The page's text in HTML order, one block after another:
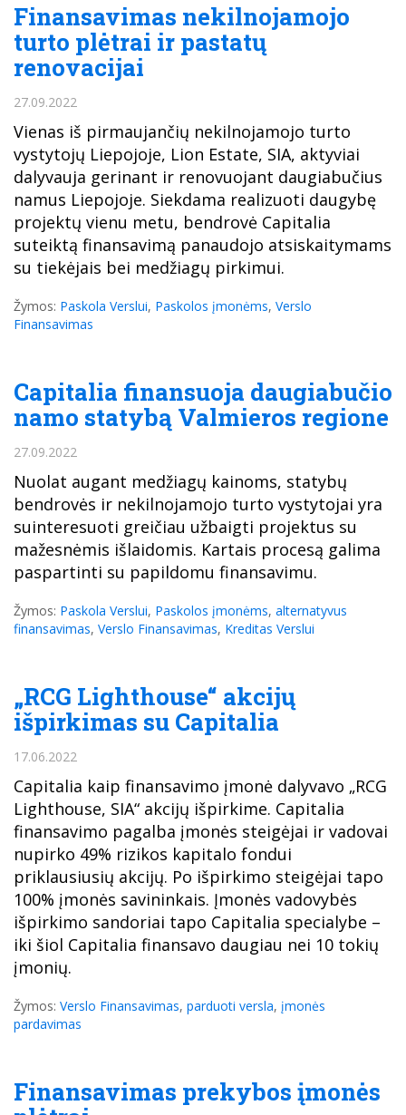
Finansavimas nekilnojamojo
turto plėtrai ir pastatų
renovacijai
27.09.2022
Vienas iš pirmaujančių nekilnojamojo turto
vystytojų Liepojoje, Lion Estate, SIA, aktyviai
dalyvauja gerinant ir renovuojant daugiabučius
namus Liepojoje. Siekdama realizuoti daugybę
projektų vienu metu, bendrovė Capitalia
suteiktą finansavimą panaudojo atsiskaitymams
su tiekėjais bei medžiagų pirkimui.
Žymos: Paskola Verslui, Paskolos įmonėms, Verslo
Finansavimas
Capitalia finansuoja daugiabučio
namo statybą Valmieros regione
27.09.2022
Nuolat augant medžiagų kainoms, statybų
bendrovės ir nekilnojamojo turto vystytojai yra
suinteresuoti greičiau užbaigti projektus su
mažesnėmis išlaidomis. Kartais procesą galima
paspartinti su papildomu finansavimu.
Žymos: Paskola Verslui, Paskolos įmonėms, alternatyvus
finansavimas, Verslo Finansavimas, Kreditas Verslui
„RCG Lighthouse“ akcijų
išpirkimas su Capitalia
17.06.2022
Capitalia kaip finansavimo įmonė dalyvavo „RCG
Lighthouse, SIA“ akcijų išpirkime. Capitalia
finansavimo pagalba įmonės steigėjai ir vadovai
nupirko 49% rizikos kapitalo fondui
priklausiusių akcijų. Po išpirkimo steigėjai tapo
100% įmonės savininkais. Įmonės vadovybės
išpirkimo sandoriai tapo Capitalia specialybe –
iki šiol Capitalia finansavo daugiau nei 10 tokių
įmonių.
Žymos: Verslo Finansavimas, parduoti versla, įmonės
pardavimas
Finansavimas prekybos įmonės